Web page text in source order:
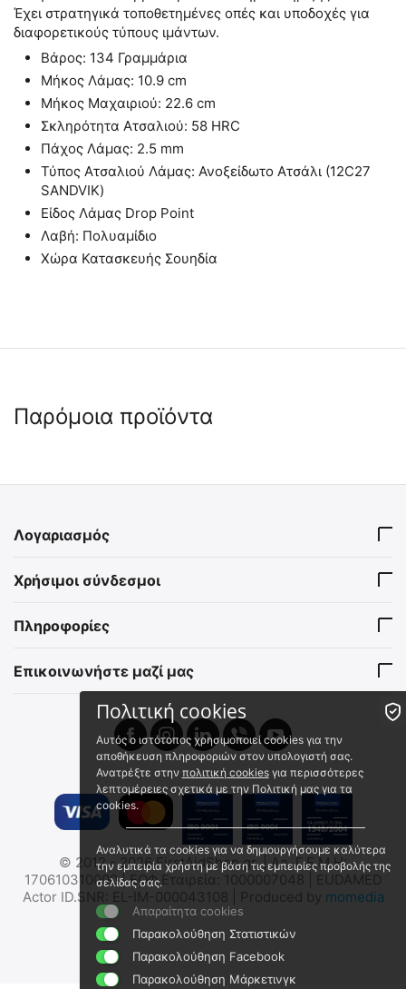
Έχει στρατηγικά τοποθετημένες οπές και υποδοχές για
διαφορετικούς τύπους ιμάντων.
Βάρος: 134 Γραμμάρια
Μήκος Λάμας: 10.9 cm
Μήκος Μαχαιριού: 22.6 cm
Σκληρότητα Ατσαλιού: 58 HRC
Πάχος Λάμας: 2.5 mm
Τύπος Ατσαλιού Λάμας: Ανοξείδωτο Ατσάλι (12C27
SANDVIK)
Είδος Λάμας Drop Point
Λαβή: Πολυαμίδιο
Χώρα Κατασκευής Σουηδία
Παρόμοια προϊόντα
MIL-TEC Πολυχρηστικό
Εργαλείο Επιβίωσης -
Άμεσα διαθέσιμο
€3.48
(χωρίς ΦΠΑ)
MIL-TEC Μαχαίρι Λαιμού με
€8.47(χωρίς ΦΠΑ)
✔
MIL-TEC Στρατιωτικό
Μαχαίρι KM2000 (440)
Άμεσα διαθέσιμο
Αποστολή εντός 24 ωρών
MORAKNIV RUBUST
Μαχαίρι Επιβίωσης
Mora-12249
Άμεσα διαθέσιμο
Αποστολή σε 1 εως 3
εργάσιμες
Λογαριασμός
Χρήσιμοι σύνδεσμοι
Πληροφορίες
Επικοινωνήστε μαζί μας
© 2012 - 2026 FirstAidShop.gr. | Αρ. Γ.Ε.Μ.Η:
170610310000 | ΕΟΦ Εταιρεία: 1000007048 | EUDAMED
Actor ID.SNR: EL-IM-000043108 | Produced by momedia
Πολιτική cookies
Αυτός ο ιστότοπος χρησιμοποιεί cookies για την
αποθήκευση πληροφοριών στον υπολογιστή σας.
Ανατρέξτε στην πολιτική cookiesγια περισσότερες
λεπτομέρειες σχετικά με την Πολιτική μας για τα
cookies.
Αναλυτικά τα cookies για να δημιουργήσουμε καλύτερα
την εμπειρία χρήστη με βάση τις εμπειρίες προβολής της
σελίδας σας.
Απαραίτητα cookies
Παρακολούθηση Στατιστικών
Παρακολούθηση Facebook
Παρακολούθηση Μάρκετινγκ